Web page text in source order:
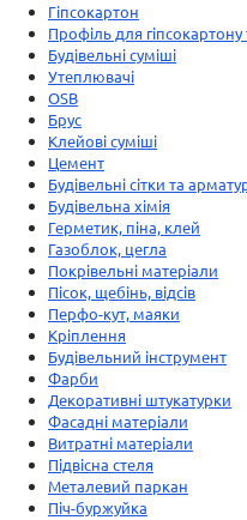
Гіпсокартон
Профіль для
Будівельні суміші
Утеплювачі
OSB
Брус
Клейові суміші
Цемент
Будівельні сітки та
Будівельна хімія
Герметик, піна, клей
Газоблок, цегла
Покрівельні матеріали
Пісок, щебінь, відсів
Перфо-кут, маяки
Кріплення
Будівельний інструмент
Фарби
Декоративні штукатурки
Фасадні матеріали
Витратні матеріали
Підвісна стеля
Металевий паркан
Піч-буржуйка